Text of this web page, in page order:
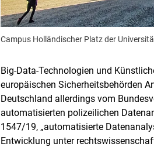
Campus Holländischer Platz der
Big-Data-Technologien und
europäischen Sicherheitsbehörden
Deutschland allerdings vom
automatisierten polizeilichen
1547/19, „automatisierte
Entwicklung unter